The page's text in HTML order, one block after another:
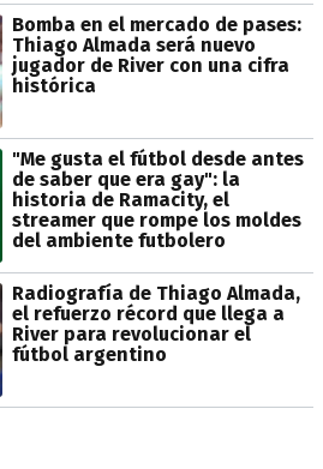
Bomba en el mercado de pases:
Thiago Almada será nuevo
jugador de River con una cifra
histórica
"Me gusta el fútbol desde antes
de saber que era gay": la
historia de Ramacity, el
streamer que rompe los moldes
del ambiente futbolero
Radiografía de Thiago Almada,
el refuerzo récord que llega a
River para revolucionar el
fútbol argentino